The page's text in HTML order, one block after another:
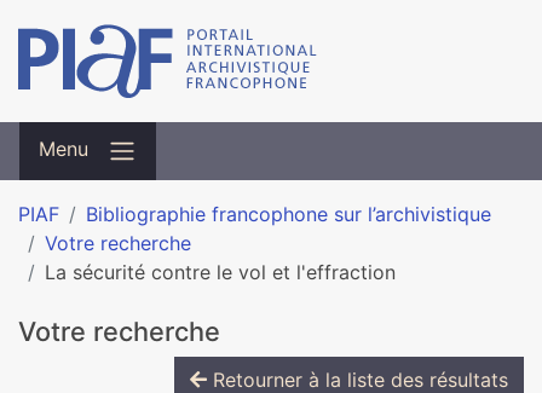
Menu
PIAF
Bibliographie francophone sur l’archivistique
Votre recherche
La sécurité contre le vol et l'effraction
Votre recherche
Retourner à la liste des résultats